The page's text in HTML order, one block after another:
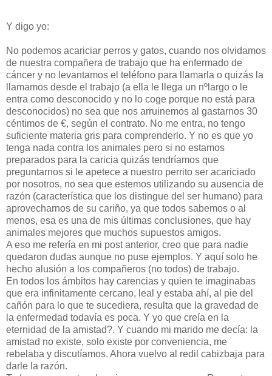
Y digo yo:
No podemos acariciar perros y gatos, cuando nos olvidamos
de nuestra compañera de trabajo que ha enfermado de
cáncer y no levantamos el teléfono para llamarla o quizás la
llamamos desde el trabajo (a ella le llega un nºlargo o le
entra como desconocido y no lo coge porque no está para
desconocidos) no sea que nos arruinemos al gastarnos 30
céntimos de €, según el contrato. No me entra, no tengo
suficiente materia gris para comprenderlo. Y no es que yo
tenga nada contra los animales pero si no estamos
preparados para la caricia quizás tendríamos que
preguntarnos si le apetece a nuestro perrito ser acariciado
por nosotros, no sea que estemos utilizando su ausencia de
razón (característica que los distingue del ser humano) para
aprovecharnos de su cariño, ya que todos sabemos o al
menos, esa es una de mis últimas conclusiones, que hay
animales mejores que muchos supuestos amigos.
A eso me refería en mi post anterior, creo que para nadie
quedaron dudas aunque no puse ejemplos. Y aquí solo he
hecho alusión a los compañeros (no todos) de trabajo.
En todos los ámbitos hay carencias y quien te imaginabas
que era infinitamente cercano, leal y estaba ahí, al pie del
cañón para lo que te sucediera, resulta que la gravedad de
la enfermedad todavía es poca. Y yo que creía en la
eternidad de la amistad?. Y cuando mi marido me decía: la
amistad no existe, solo existe por conveniencia, me
rebelaba y discutíamos. Ahora vuelvo al redil cabizbaja para
darle la razón.